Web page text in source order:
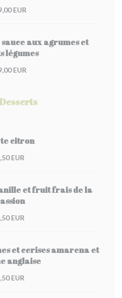
EUR
aux agrumes et
légumes
EUR
citron
EUR
et fruit frais de la
EUR
et cerises amarena et
anglaise
EUR